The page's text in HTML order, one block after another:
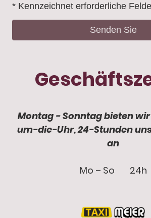
* Kennzeichnet erforderliche
Senden Sie
Montag - Sonntag bieten
um-die-Uhr, 24-Stunden
an
Mo – So 24h